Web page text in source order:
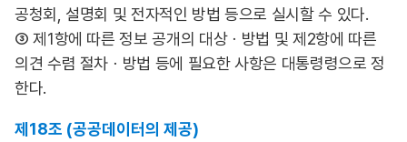
공청회, 설명회 및 전자적인 방법 등으로 실시할 수 있다.
③ 제1항에 따른 정보 공개의 대상ㆍ방법 및 제2항에 따른
의견 수렴 절차ㆍ방법 등에 필요한 사항은 대통령령으로 정
한다.
제18조 (공공데이터의 제공)